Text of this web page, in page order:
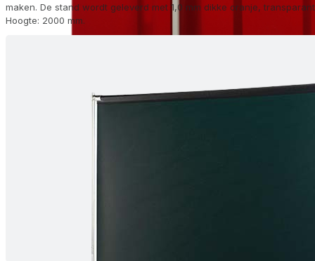
maken. De stand wordt geleverd met 1,0 mm dikke oranje, transparante strips.
Hoogte: 2000 mm.